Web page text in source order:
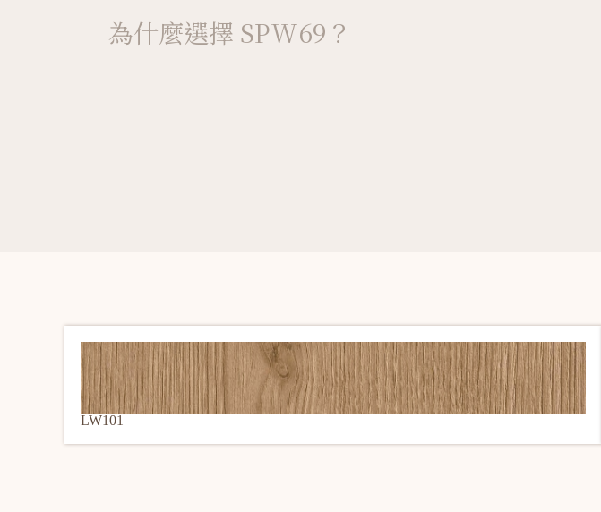
為什麼選擇 SPW69？
LW101